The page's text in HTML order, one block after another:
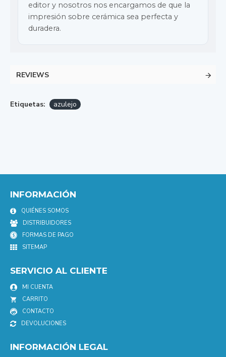
editor y nosotros nos encargamos de que la
impresión sobre cerámica sea perfecta y
duradera.
REVIEWS
Etiquetas: azulejo
INFORMACIÓN
QUIÉNES SOMOS
DISTRIBUIDORES
FORMAS DE PAGO
SITEMAP
SERVICIO AL CLIENTE
MI CUENTA
CARRITO
CONTACTO
DEVOLUCIONES
INFORMACIÓN LEGAL